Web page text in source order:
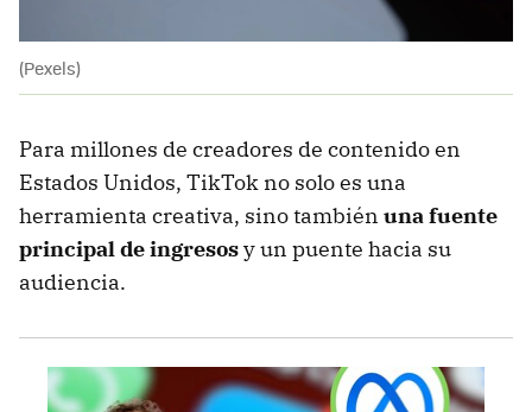
(Pexels)
Para millones de creadores de contenido en
Estados Unidos, TikTok no solo es una
herramienta creativa, sino también una fuente
principal de ingresosy un puente hacia su
audiencia.